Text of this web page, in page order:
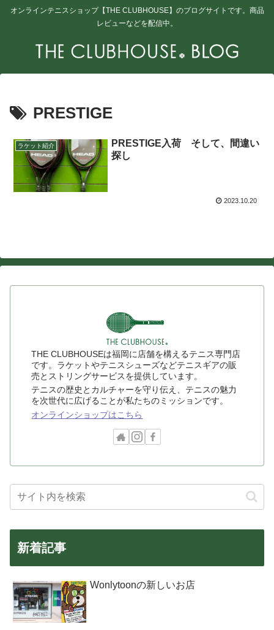
オンラインテニスショップ【THE CLUBHOUSE】のブログサイトです。商品
レビューなどを配信中。
PRESTIGE
ラケット紹介
PRESTIGE入荷 そして、間違い
探し
2023.10.20
THE CLUBHOUSEは福岡に店舗を構えるテニス専門店
です。ラケットやテニスシューズなどテニスギアの販
売とストリングサービスを提供しています。
テニスの歴史とカルチャーを守り伝え、テニスの魅力
を次世代に広げることが私たちのミッションです。
オンラインショップはこちら
新着記事
Wonlytoonの新しいお店